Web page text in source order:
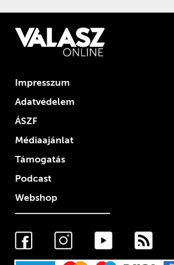
Impresszum
Adatvédelem
ÁSZF
Médiaajánlat
Támogatás
Podcast
Webshop